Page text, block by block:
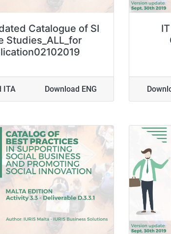
Catalogue of SI
Studies_ALL_for
ITA Download ENG